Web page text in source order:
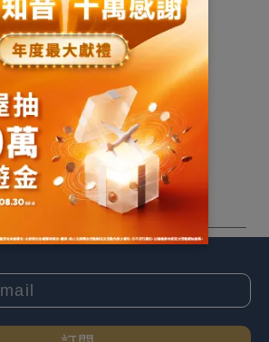
Tips，魔鬼藏在細節裡
展開